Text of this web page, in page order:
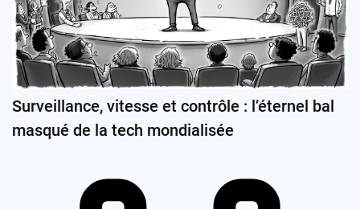
Surveillance, vitesse et contrôle : l’éternel bal
masqué de la tech mondialisée